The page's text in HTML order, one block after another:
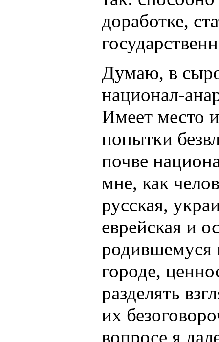
доработке,
Думаю, в
национал-
Имеет место
попытки
почве
мне, как
русская,
еврейская и
родившемуся
городе,
разделять
их
вопросе я